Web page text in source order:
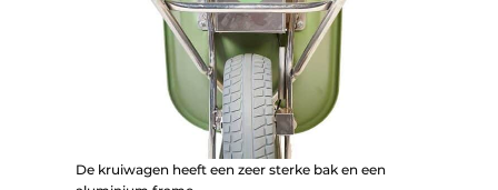
De kruiwagen heeft een zeer sterke bak en een